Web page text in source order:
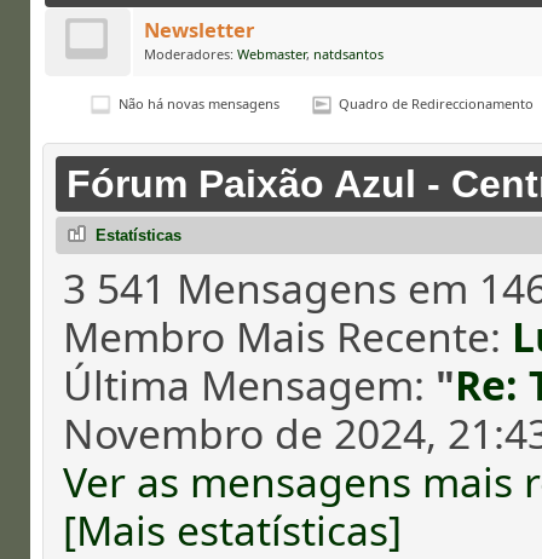
Newsletter
Moderadores:Webmaster, natdsantos
Não há novas mensagens Quadro de Redireccionamento
Fórum Paixão Azul -
Estatísticas
3 541 Mensagens em
Membro Mais Recente:
Última Mensagem: "Re:
Novembro de 2024,
Ver as mensagens mais
[Mais estatísticas]